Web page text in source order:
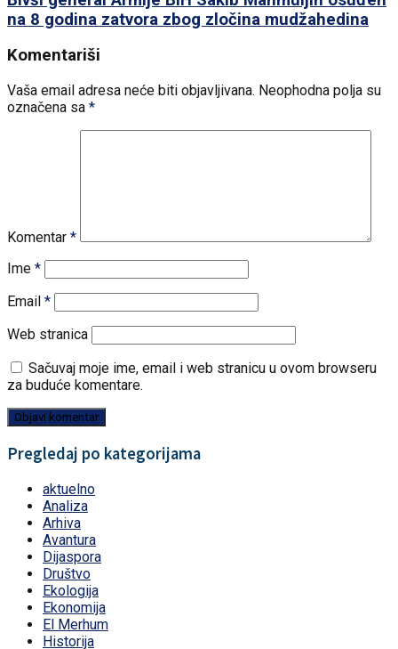
na 8 godina zatvora zbog zločina mudžahedina
Komentariši
Vaša email adresa neće biti objavljivana. Neophodna polja su
označena sa *
Komentar *
Ime *
Email *
Web stranica
Sačuvaj moje ime, email i web stranicu u ovom browseru
za buduće komentare.
Pregledaj po kategorijama
aktuelno
Analiza
Arhiva
Avantura
Dijaspora
Društvo
Ekologija
Ekonomija
El Merhum
Historija